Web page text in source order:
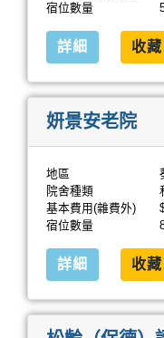
宿位數量
詳細 收藏
妍景安老院
地區
院舍種類
基本費用(雜費外)
宿位數量
詳細 收藏